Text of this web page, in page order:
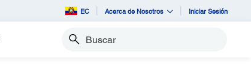
EC Acerca de Nosotros Iniciar Sesión
Buscar